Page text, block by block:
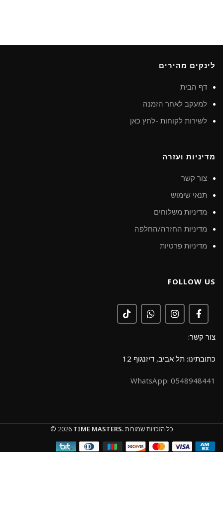
לינקים מהירים
דף הבית
למעקב לאחר הזמנה
לשירות לקוחות -לחץ כאן
מדיניות ועזרה
צור קשר
תנאי שימוש
מדיניות משלוחים
מדיניות החזרה/החלפה
מדיניות פרטיות
FOLLOW US
צור קשר:
כתובתינו: תל אביב, דיזנגוף 12
0548948441 :WhatsApp
© 2026 TIME MASTERS.כל הזכויות שמורות